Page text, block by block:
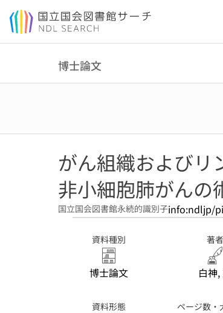
本文へ移動
博士論文
がん組織およびリ
非小細胞肺がんの
国立国会図書館永続的識別子info:ndljp/
資料種別
博士論文
著者
白神,
資料形態 ページ数・